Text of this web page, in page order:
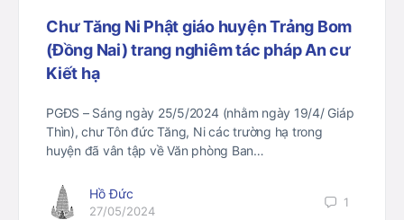
Chư Tăng Ni Phật giáo huyện Trảng Bom
(Đồng Nai) trang nghiêm tác pháp An cư
Kiết hạ
PGĐS – Sáng ngày 25/5/2024 (nhằm ngày 19/4/ Giáp
Thìn), chư Tôn đức Tăng, Ni các trường hạ trong
huyện đã vân tập về Văn phòng Ban…
Hồ Đức
27/05/2024
1